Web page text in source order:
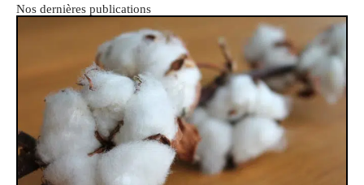
Nos dernières publications